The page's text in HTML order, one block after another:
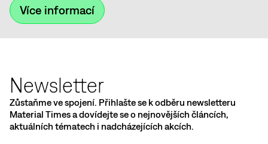
Více informací
Newsletter
Zůstaňme ve spojení. Přihlašte se k odběru newsletteru
Material Times a dovídejte se o nejnovějších článcích,
aktuálních tématech i nadcházejících akcích.